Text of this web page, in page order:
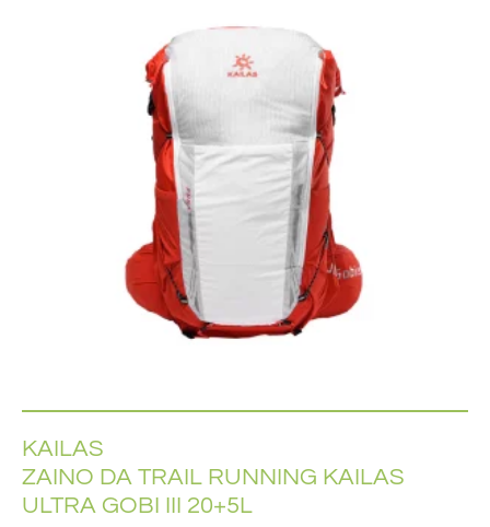
KAILAS
ZAINO DA TRAIL RUNNING KAILAS
ULTRA GOBI III 20+5L